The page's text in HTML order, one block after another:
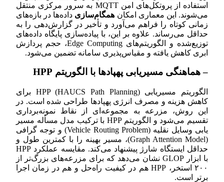
استفاده از پروتکل‌های امن MQTT به سرور مرکزی منتقل
می‌شوند. این معماری امکان همگام‌سازی داده‌ها در بازه‌های
زمانی کوتاه را فراهم می‌آورد و تأخیر در گزارش‌دهی را به
حداقل می‌رساند. علاوه بر این، با پیاده‌سازی پایگاه داده‌های
توزیع‌شده و الگوریتم‌های Edge Computing، حجم پردازش
ابری کاهش یافته و مقیاس‌پذیری سامانه تضمین می‌شود.
– هماهنگی مسیریابی پهپادها با الگوریتم HPP
الگوریتم مسیریابی HPP (HAUCS Path Planning) برای
کاهش هزینه و مصرف انرژی پهپادها طراحی شده است. در
این روش، مزرعه به مجموعه‌ای از نقاط نمونه‌برداری
تقسیم می‌شود و الگوریتم HPP با ترکیب مدل مسأله مسیر
یابی وسایل نقلیه (Vehicle Routing Problem) و توجه گرافی
(Graph Attention Model)، مسیر بهینه را با کمترین طول و
حداقل ایستگاه شارژ پیشنهاد می‌کند. مقایسه عملکرد HPP
با ابزار GLOP نشان می‌دهد که برای مزرعه‌های بزرگ‌تر از
۲۰۰ استخر، HPP هم در کیفیت راه‌حل و هم در زمان اجرا
برتر است.